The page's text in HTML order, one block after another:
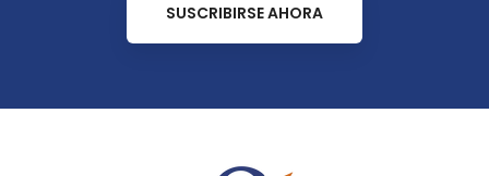
SUSCRIBIRSE AHORA